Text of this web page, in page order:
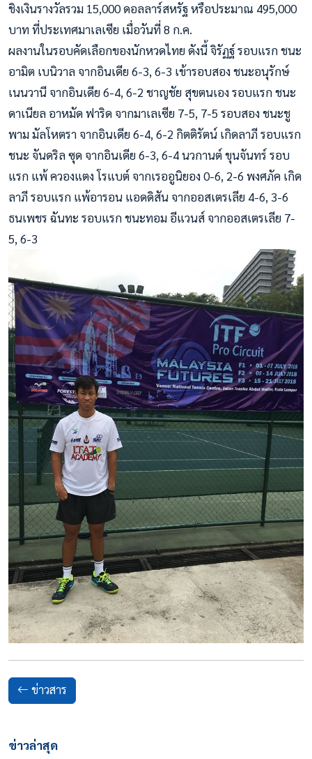
ชิงเงินรางวัลรวม 15,000 ดอลลาร์สหรัฐ หรือประมาณ 495,000
บาท ที่ประเทศมาเลเซีย เมื่อวันที่ 8 ก.ค.
ผลงานในรอบคัดเลือกของนักหวดไทย ดังนี้ จิรัฏฐ์ รอบแรก ชนะ
อามิต เบนิวาล จากอินเดีย 6-3, 6-3 เข้ารอบสอง ชนะอนุรักษ์
เนนวานี จากอินเดีย 6-4, 6-2 ชาญชัย สุขตนเอง รอบแรก ชนะ
ดาเนียล อาหมัด ฟาริด จากมาเลเซีย 7-5, 7-5 รอบสอง ชนะชู
พาม มัลโหตรา จากอินเดีย 6-4, 6-2 กิตติรัตน์ เกิดลาภี รอบแรก
ชนะ จันดริล ซุด จากอินเดีย 6-3, 6-4 นวกานต์ ขุนจันทร์ รอบ
แรก แพ้ ควองแตง โรแบต์ จากเรออูนิยอง 0-6, 2-6 พงศภัค เกิด
ลาภี รอบแรก แพ้อารอน แอดดิสัน จากออสเตรเลีย 4-6, 3-6
ธนเพชร ฉันทะ รอบแรก ชนะทอม อีแวนส์ จากออสเตรเลีย 7-
5, 6-3
ข่าวสาร
ข่าวล่าสุด